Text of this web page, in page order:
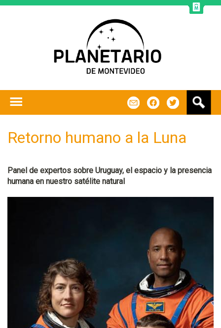
Retorno humano a la Luna
Panel de expertos sobre Uruguay, el espacio y la presencia
humana en nuestro satélite natural
s